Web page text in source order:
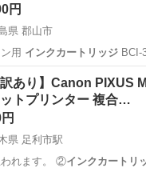
円
県 郡山市
用 インクカートリッジBCI-
OA用品
訳あり】Canon PIXUS
トプリンター 複合…
県 足利市駅
われます。 ②インクカートリ